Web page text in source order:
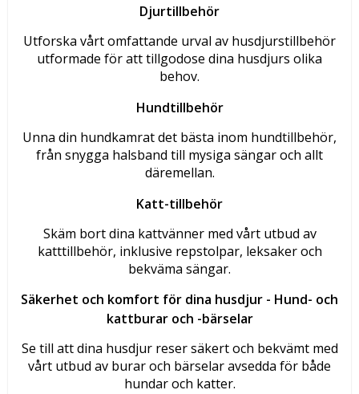
Djurtillbehör
Utforska vårt omfattande urval av husdjurstillbehör
utformade för att tillgodose dina husdjurs olika
behov.
Hundtillbehör
Unna din hundkamrat det bästa inom hundtillbehör,
från snygga halsband till mysiga sängar och allt
däremellan.
Katt-tillbehör
Skäm bort dina kattvänner med vårt utbud av
katttillbehör, inklusive repstolpar, leksaker och
bekväma sängar.
Säkerhet och komfort för dina husdjur - Hund- och
kattburar och -bärselar
Se till att dina husdjur reser säkert och bekvämt med
vårt utbud av burar och bärselar avsedda för både
hundar och katter.